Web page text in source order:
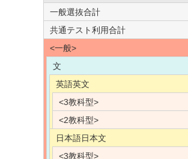
一般選抜合計
共通テスト利用合計
<一般>
文
英語英文
<3教科型>
<2教科型>
日本語日本文
<3教科型>